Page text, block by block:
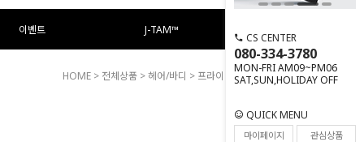
이벤트 J-TAM™
CS CENTER
080-334-3780
MON-FRI AM09~PM06
SAT,SUN,HOLIDAY OFF
QUICK MENU
마이페이지
관심상품
HOME > 전체상품 >헤어/바디 > 프라이드 케어 앤 쿨링 워시
9